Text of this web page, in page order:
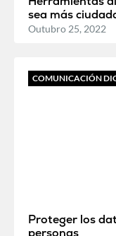
sea más
Outubro 25, 2022
COMUNICACIÓN
Proteger los
personas